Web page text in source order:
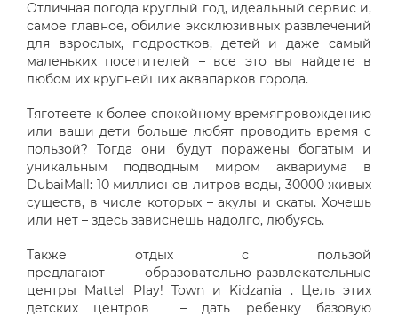
Отличная погода круглый год, идеальный сервис и,
самое главное, обилие эксклюзивных развлечений
для взрослых, подростков, детей и даже самый
маленьких посетителей – все это вы найдете в
любом их крупнейших аквапарков города.
Тяготеете к более спокойному времяпровождению
или ваши дети больше любят проводить время с
пользой? Тогда они будут поражены богатым и
уникальным подводным миром аквариума в
DubaiMall: 10 миллионов литров воды, 30000 живых
существ, в числе которых – акулы и скаты. Хочешь
или нет – здесь зависнешь надолго, любуясь.
Также отдых с пользой
предлагают образовательно-развлекательные
центры Mattel Play! Town и Kidzania . Цель этих
детских центров – дать ребенку базовую